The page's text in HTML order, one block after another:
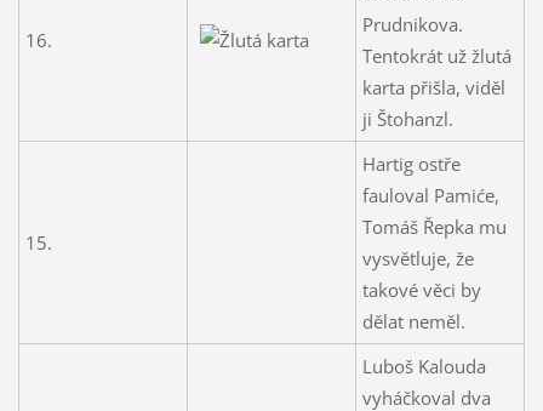
16.
Prudnikova.
Tentokrát už žlutá
karta přišla, viděl
ji Štohanzl.
15.
Hartig ostře
fauloval Pamiće,
Tomáš Řepka mu
vysvětluje, že
takové věci by
dělat neměl.
Luboš Kalouda
vyháčkoval dva